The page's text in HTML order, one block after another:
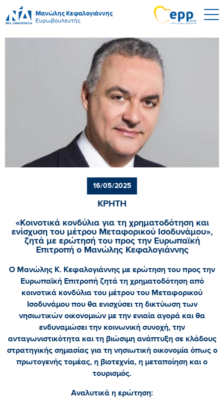
Μανώλης Κεφαλογιάννης
Ευρωβουλευτής
16/05/2025
ΚΡΗΤΗ
«Κοινοτικά κονδύλια για τη χρηματοδότηση και
ενίσχυση του μέτρου Μεταφορικού Ισοδυνάμου»,
ζητά με ερώτησή του προς την Ευρωπαϊκή
Επιτροπή ο Μανώλης Κεφαλογιάννης
Ο Μανώλης Κ. Κεφαλογιάννης με ερώτηση του προς την
Ευρωπαϊκή Επιτροπή ζητά τη χρηματοδότηση από
κοινοτικά κονδύλια του μέτρου του Μεταφορικού
Ισοδυνάμου που θα ενισχύσει τη δικτύωση των
νησιωτικών οικονομιών με την ενιαία αγορά και θα
ενδυναμώσει την κοινωνική συνοχή, την
ανταγωνιστικότητα και τη βιώσιμη ανάπτυξη σε κλάδους
στρατηγικής σημασίας για τη νησιωτική οικονομία όπως ο
πρωτογενής τομέας, η βιοτεχνία, η μεταποίηση και ο
τουρισμός.
Αναλυτικά η ερώτηση: